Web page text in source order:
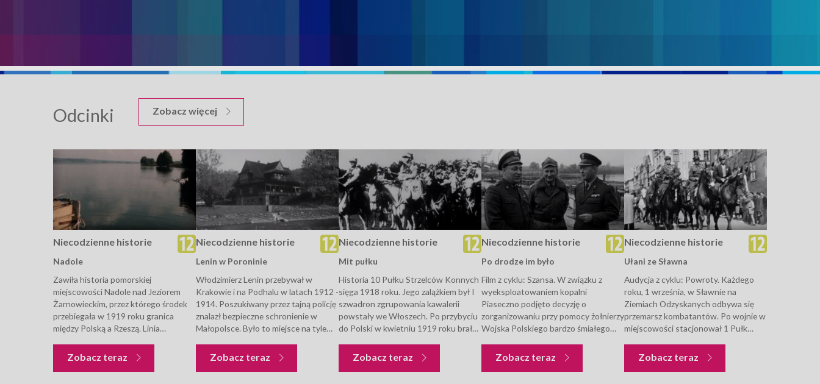
Odcinki Zobacz więcej odcinków Niecodzienne historie
Niecodzienne historie
Nadole
Zawiła historia pomorskiej
miejscowości Nadole nad Jeziorem
Żarnowieckim, przez którego środek
przebiegała w 1919 roku granica
między Polską a Rzeszą. Linia
stronie niemieckiej. Po zdecydowanym
proteście mieszkańców,
Zobacz teraz Niecodzienne historie
Niecodzienne historie
Lenin w Poroninie
Włodzimierz Lenin przebywał w
Krakowie i na Podhalu w latach 1912 -
1914. Poszukiwany przez tajną policję
znalazł bezpieczne schronienie w
Małopolsce. Było to miejsce na tyle
rewolucjoniście pozostawać w
kontakcie z towarzyszami w Rosji,
Zobacz teraz Niecodzienne historie
Niecodzienne historie
Mit pułku
Historia 10 Pułku Strzelców Konnych
sięga 1918 roku. Jego zalążkiem był I
szwadron zgrupowania kawalerii
powstały we Włoszech. Po przybyciu
do Polski w kwietniu 1919 roku brał
W czasie wojny polsko - bolszewickiej
Zobacz teraz Niecodzienne historie
Niecodzienne historie
Po drodze im było
Film z cyklu: Szansa. W związku z
wyeksploatowaniem kopalni
Piaseczno podjęto decyzję o
zorganizowaniu przy pomocy żołnierzy
Wojska Polskiego bardzo śmiałego
powtórnego włączenia do
eksploatacji w kopalni Machów. W
Zobacz teraz Niecodzienne historie
Niecodzienne historie
Ułani ze Sławna
Audycja z cyklu: Powroty. Każdego
roku, 1 września, w Sławnie na
Ziemiach Odzyskanych odbywa się
przemarsz kombatantów. Po wojnie w
miejscowości stacjonował 1 Pułk
jednostkę przeniesiono, jednak wielu
zdemobilizowanych żołnierzy osiedliło
Zobacz teraz Niecodzienne historie